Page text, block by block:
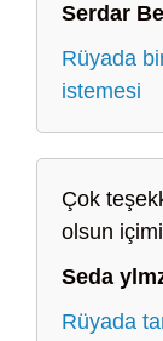
Serdar
Rüyada
istemesi
Çok
olsun
Seda
Rüyada